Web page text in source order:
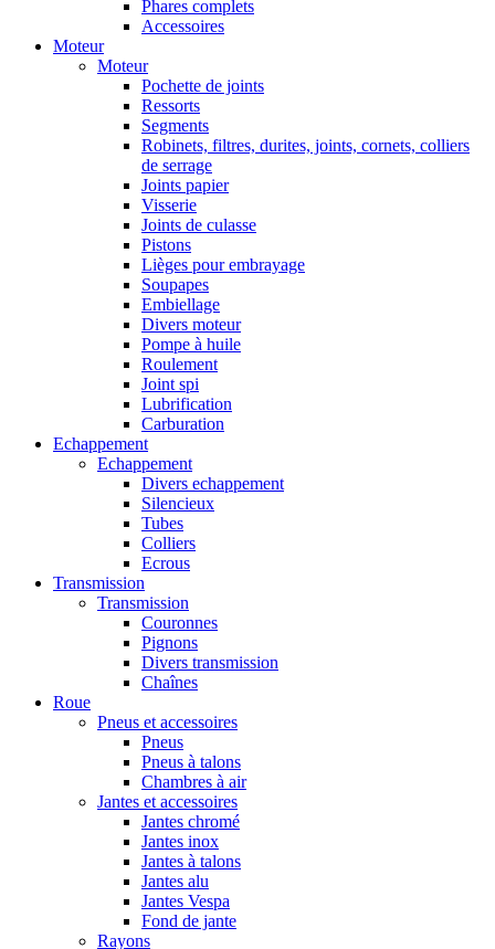
Phares complets
Accessoires
Moteur
Moteur
Pochette de joints
Ressorts
Segments
Robinets, filtres, durites, joints, cornets, colliers
de serrage
Joints papier
Visserie
Joints de culasse
Pistons
Lièges pour embrayage
Soupapes
Embiellage
Divers moteur
Pompe à huile
Roulement
Joint spi
Lubrification
Carburation
Echappement
Echappement
Divers echappement
Silencieux
Tubes
Colliers
Ecrous
Transmission
Transmission
Couronnes
Pignons
Divers transmission
Chaînes
Roue
Pneus et accessoires
Pneus
Pneus à talons
Chambres à air
Jantes et accessoires
Jantes chromé
Jantes inox
Jantes à talons
Jantes alu
Jantes Vespa
Fond de jante
Rayons